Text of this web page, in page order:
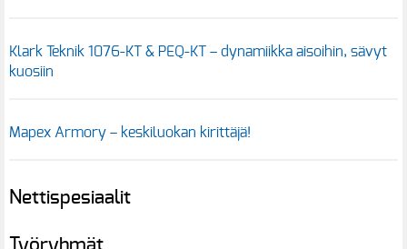
Klark Teknik 1076-KT & PEQ-KT – dynamiikka aisoihin, sävyt
kuosiin
Mapex Armory – keskiluokan kirittäjä!
Nettispesiaalit
Työryhmät